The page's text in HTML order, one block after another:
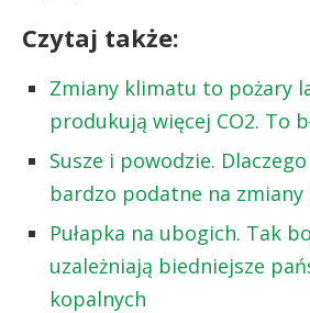
Czytaj także:
Zmiany klimatu to pożary
produkują więcej CO2. To
Susze i powodzie.
bardzo podatne na
Pułapka na ubogich. Tak
uzależniają biedniejsze
kopalnych